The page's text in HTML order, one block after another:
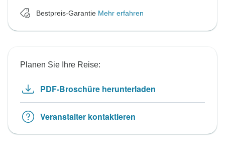
Bestpreis-Garantie Mehr erfahren
Planen Sie Ihre Reise:
PDF-Broschüre herunterladen
Veranstalter kontaktieren